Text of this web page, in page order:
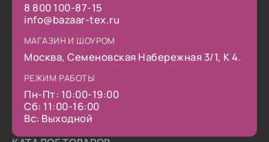
8 800 100-87-15
info@bazaar-tex.ru
МАГАЗИН И ШОУРОМ
Москва, Семеновская Набережная 3/1, К 4.
РЕЖИМ РАБОТЫ
Пн-Пт: 10:00-19:00
Сб: 11:00-16:00
Вс: Выходной